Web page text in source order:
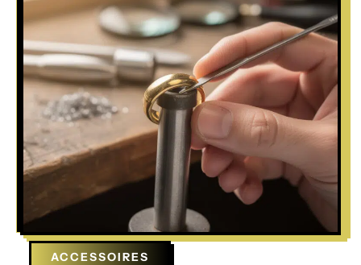
ACCESSOIRES